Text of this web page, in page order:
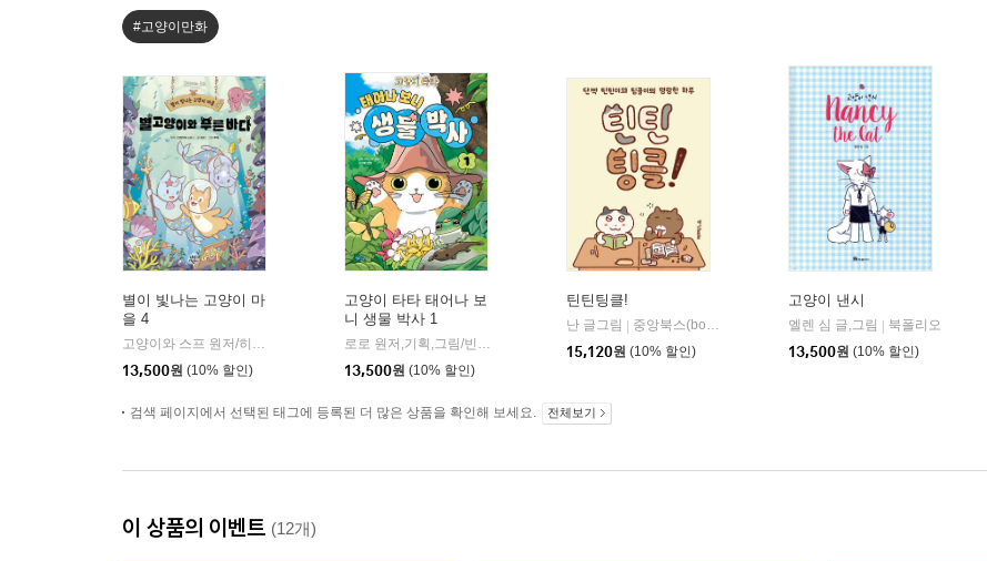
#고양이만화
별이 빛나는 고양이 마
을 4
고양이와 스프 원저/히요 글/루체 그림 | 다산어린이
13,500원 (10% 할인)
고양이 타타 태어나 보
니 생물 박사 1
로로 원저,기획,그림/빈반 글,연출/네이버웹툰 감수 | 위즈덤하우스
13,500원 (10% 할인)
틴틴팅클!
난 글그림
중앙북스(books)
15,120원 (10% 할인)
고양이 낸시
엘렌 심 글,그림
북폴리오
13,500원 (10% 할인)
검색 페이지에서 선택된 태그에 등록된 더 많은 상품을 확인해 보세요. 전체보기
이 상품의 이벤트 (12개)